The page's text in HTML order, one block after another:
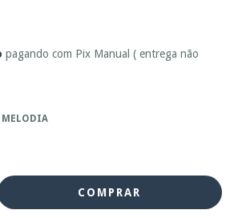
pagando com Pix Manual ( entrega não
MELODIA